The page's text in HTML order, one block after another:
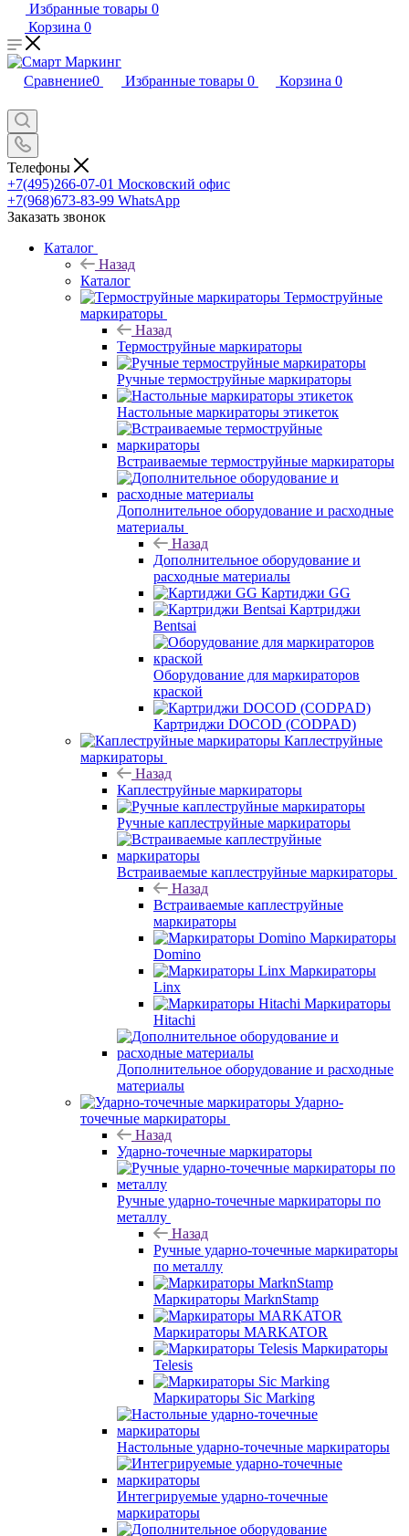
Избранные товары 0
Корзина 0
Сравнение0 Избранные товары 0 Корзина 0
Телефоны
+7(495)266-07-01 Московский офис
+7(968)673-83-99 WhatsApp
Заказать звонок
Каталог
Назад
Каталог
Термоструйные
маркираторы
Назад
Термоструйные маркираторы
Ручные термоструйные маркираторы
Настольные маркираторы этикеток
Встраиваемые термоструйные маркираторы
Дополнительное оборудование и расходные
материалы
Назад
Дополнительное оборудование и
расходные материалы
Картиджи GG
Картриджи
Bentsai
Оборудование для маркираторов
краской
Картриджи DOCOD (CODPAD)
Каплеструйные
маркираторы
Назад
Каплеструйные маркираторы
Ручные каплеструйные маркираторы
Встраиваемые каплеструйные маркираторы
Назад
Встраиваемые каплеструйные
маркираторы
Маркираторы
Domino
Маркираторы
Linx
Маркираторы
Hitachi
Дополнительное оборудование и расходные
материалы
Ударно-
точечные маркираторы
Назад
Ударно-точечные маркираторы
Ручные ударно-точечные маркираторы по
металлу
Назад
Ручные ударно-точечные маркираторы
по металлу
Маркираторы MarknStamp
Маркираторы MARKATOR
Маркираторы
Telesis
Маркираторы Sic Marking
Настольные ударно-точечные маркираторы
Интегрируемые ударно-точечные
маркираторы